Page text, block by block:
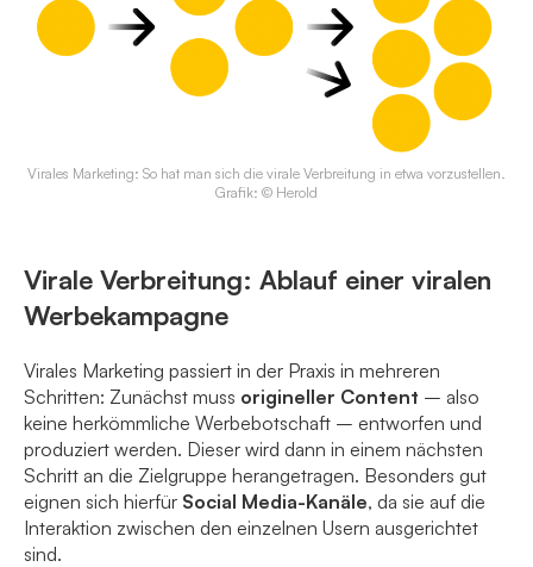
Virales Marketing: So hat man sich die virale Verbreitung in etwa vorzustellen.
Grafik: © Herold
Virale Verbreitung: Ablauf einer viralen
Werbekampagne
Virales Marketing passiert in der Praxis in mehreren
Schritten: Zunächst muss origineller Content – also
keine herkömmliche Werbebotschaft – entworfen und
produziert werden. Dieser wird dann in einem nächsten
Schritt an die Zielgruppe herangetragen. Besonders gut
eignen sich hierfür Social Media-Kanäle, da sie auf die
Interaktion zwischen den einzelnen Usern ausgerichtet
sind.